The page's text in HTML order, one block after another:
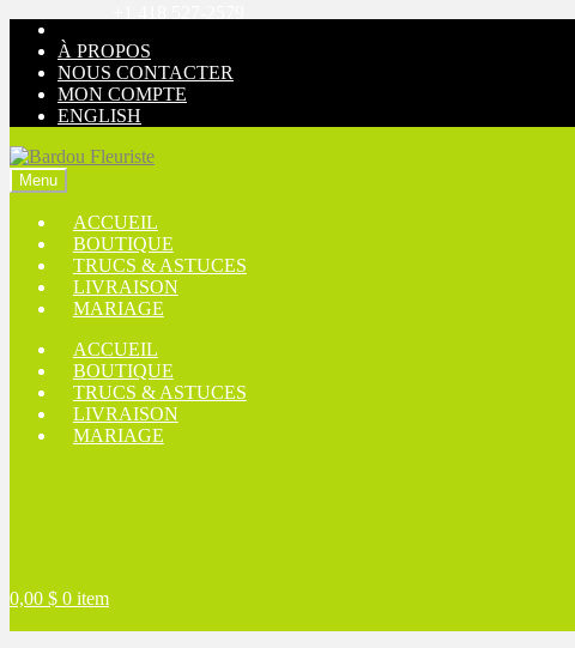
Aller
navigation
Aller
contenu
À PROPOS
NOUS CONTACTER
MON COMPTE
ENGLISH
Menu
ACCUEIL
BOUTIQUE
TRUCS & ASTUCES
LIVRAISON
MARIAGE
ACCUEIL
BOUTIQUE
TRUCS & ASTUCES
LIVRAISON
MARIAGE
0,00 $ 0 item